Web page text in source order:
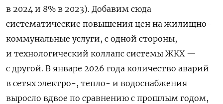
в 2024 и 8% в 2023). Добавим сюда
систематические повышения цен на жилищно-
коммунальные услуги, с одной стороны,
и технологический коллапс системы ЖКХ —
с другой. В январе 2026 года количество аварий
в сетях электро-, тепло- и водоснабжения
выросло вдвое по сравнению с прошлым годом,